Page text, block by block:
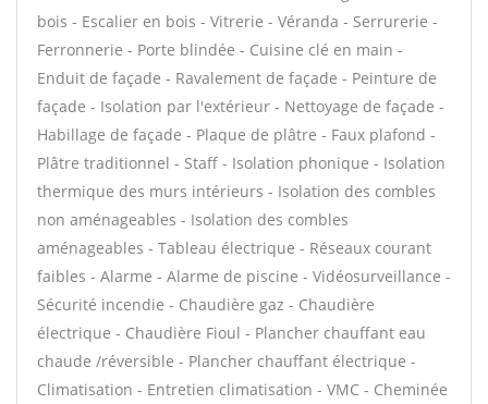
bois - Escalier en bois - Vitrerie - Véranda - Serrurerie -
Ferronnerie - Porte blindée - Cuisine clé en main -
Enduit de façade - Ravalement de façade - Peinture de
façade - Isolation par l'extérieur - Nettoyage de façade -
Habillage de façade - Plaque de plâtre - Faux plafond -
Plâtre traditionnel - Staff - Isolation phonique - Isolation
thermique des murs intérieurs - Isolation des combles
non aménageables - Isolation des combles
aménageables - Tableau électrique - Réseaux courant
faibles - Alarme - Alarme de piscine - Vidéosurveillance -
Sécurité incendie - Chaudière gaz - Chaudière
électrique - Chaudière Fioul - Plancher chauffant eau
chaude /réversible - Plancher chauffant électrique -
Climatisation - Entretien climatisation - VMC - Cheminée